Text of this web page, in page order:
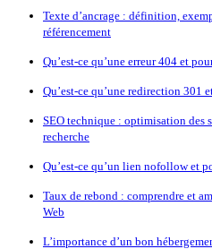
Texte d’ancrage : définition,
référencement
Qu’est-ce qu’une erreur 404 et
Qu’est-ce qu’une redirection 301
SEO technique : optimisation des
recherche
Qu’est-ce qu’un lien nofollow et
Taux de rebond : comprendre et
Web
L’importance d’un bon